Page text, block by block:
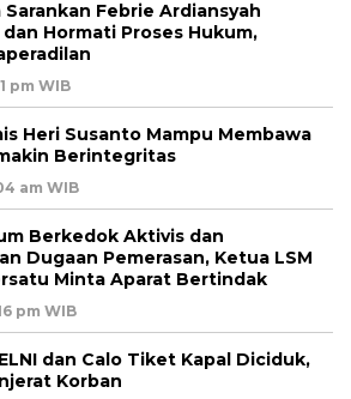
Sarankan Febrie Ardiansyah
Hormati Proses Hukum,
pm WIB
Heri Susanto Mampu Membawa
Berintegritas
am WIB
Berkedok Aktivis dan
Dugaan Pemerasan, Ketua LSM
Minta Aparat Bertindak
pm WIB
dan Calo Tiket Kapal Diciduk,
Korban